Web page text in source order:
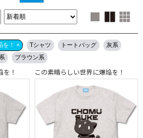
を！ × Tシャツ トートバッグ
灰系
ブラウン系
！ この素晴らしい世界に爆焔を！